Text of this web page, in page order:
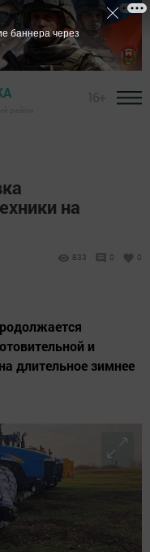
на
833 0 0
и
длительное зимнее
баннера через